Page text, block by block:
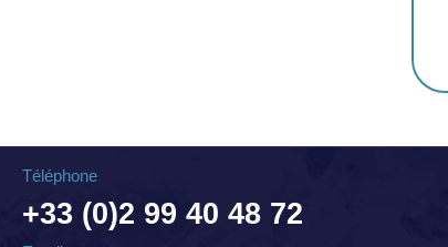
Téléphone
+33 (0)2 99 40 48 72